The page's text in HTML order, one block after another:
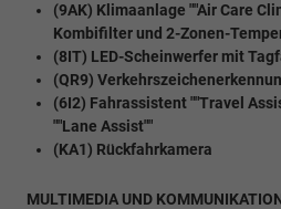
(9AK) Klimaanlage ""Air Care
Kombifilter und 2-Zonen-
(8IT) LED-Scheinwerfer mit
(QR9)
(6I2) Fahrassistent ""Travel
""Lane Assist""
(KA1) Rückfahrkamera
MULTIMEDIA UND